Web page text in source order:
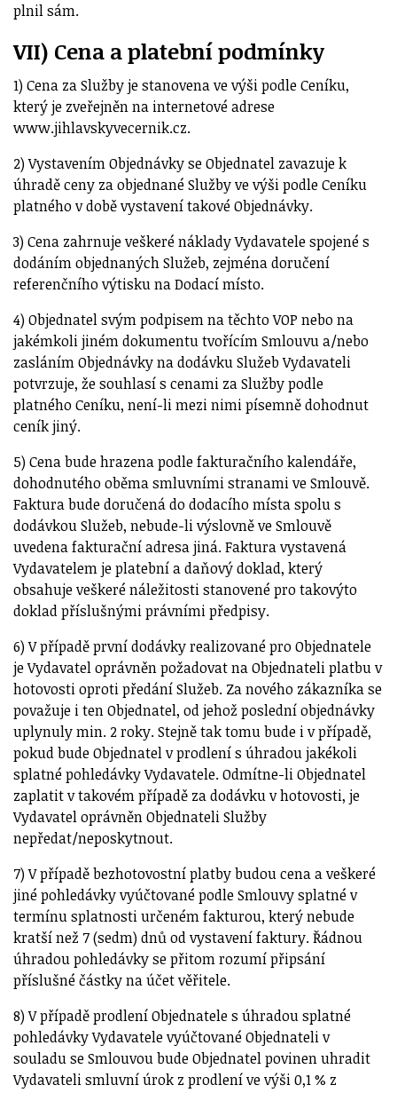
plnil sám.
VII) Cena a platební podmínky
1) Cena za Služby je stanovena ve výši podle Ceníku,
který je zveřejněn na internetové adrese
www.jihlavskyvecernik.cz.
2) Vystavením Objednávky se Objednatel zavazuje k
úhradě ceny za objednané Služby ve výši podle Ceníku
platného v době vystavení takové Objednávky.
3) Cena zahrnuje veškeré náklady Vydavatele spojené s
dodáním objednaných Služeb, zejména doručení
referenčního výtisku na Dodací místo.
4) Objednatel svým podpisem na těchto VOP nebo na
jakémkoli jiném dokumentu tvořícím Smlouvu a/nebo
zasláním Objednávky na dodávku Služeb Vydavateli
potvrzuje, že souhlasí s cenami za Služby podle
platného Ceníku, není-li mezi nimi písemně dohodnut
ceník jiný.
5) Cena bude hrazena podle fakturačního kalendáře,
dohodnutého oběma smluvními stranami ve Smlouvě.
Faktura bude doručená do dodacího místa spolu s
dodávkou Služeb, nebude-li výslovně ve Smlouvě
uvedena fakturační adresa jiná. Faktura vystavená
Vydavatelem je platební a daňový doklad, který
obsahuje veškeré náležitosti stanovené pro takovýto
doklad příslušnými právními předpisy.
6) V případě první dodávky realizované pro Objednatele
je Vydavatel oprávněn požadovat na Objednateli platbu v
hotovosti oproti předání Služeb. Za nového zákazníka se
považuje i ten Objednatel, od jehož poslední objednávky
uplynuly min. 2 roky. Stejně tak tomu bude i v případě,
pokud bude Objednatel v prodlení s úhradou jakékoli
splatné pohledávky Vydavatele. Odmítne-li Objednatel
zaplatit v takovém případě za dodávku v hotovosti, je
Vydavatel oprávněn Objednateli Služby
nepředat/neposkytnout.
7) V případě bezhotovostní platby budou cena a veškeré
jiné pohledávky vyúčtované podle Smlouvy splatné v
termínu splatnosti určeném fakturou, který nebude
kratší než 7 (sedm) dnů od vystavení faktury. Řádnou
úhradou pohledávky se přitom rozumí připsání
příslušné částky na účet věřitele.
8) V případě prodlení Objednatele s úhradou splatné
pohledávky Vydavatele vyúčtované Objednateli v
souladu se Smlouvou bude Objednatel povinen uhradit
Vydavateli smluvní úrok z prodlení ve výši 0,1 % z